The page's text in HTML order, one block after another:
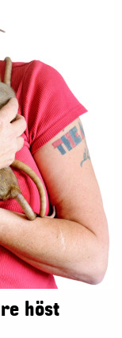
höst